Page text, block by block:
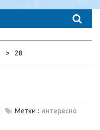
28
Метки : интересно